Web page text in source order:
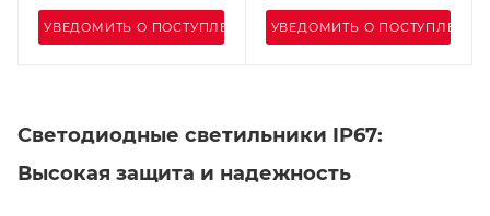
УВЕДОМИТЬ О ПОСТУПЛЕНИИ УВЕДОМИТЬ О ПОСТУПЛЕНИИ
Светодиодные светильники IP67:
Высокая защита и надежность